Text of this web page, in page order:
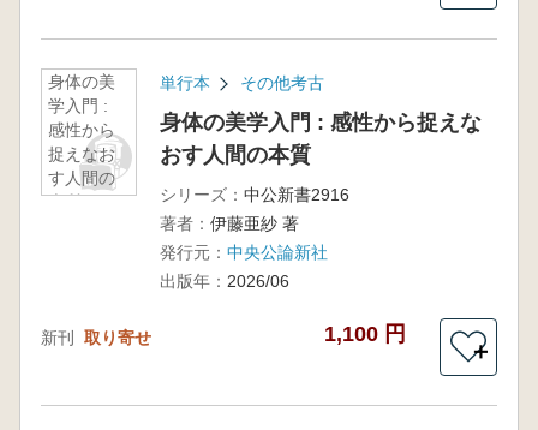
身体の美
学入門 :
感性から
捉えなお
す人間の
本質
単行本 その他考古
身体の美学入門 : 感性から捉えな
おす人間の本質
シリーズ： 中公新書2916
著者： 伊藤亜紗 著
発行元： 中央公論新社
出版年： 2026/06
新刊 取り寄せ 1,100 円
＋